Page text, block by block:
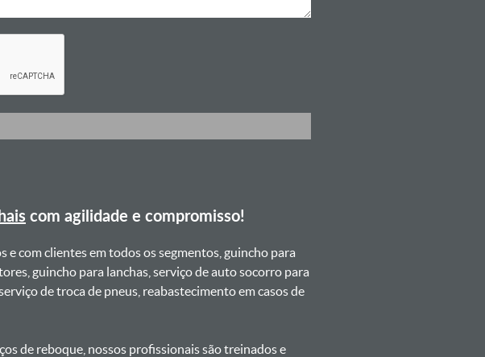
com agilidade e compromisso!
e com clientes em todos os segmentos, guincho para
guincho para lanchas, serviço de auto socorro para
de troca de pneus, reabastecimento em casos de
de reboque, nossos profissionais são treinados e